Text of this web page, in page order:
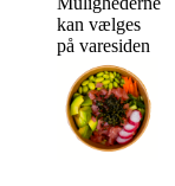
kan vælges
på varesiden